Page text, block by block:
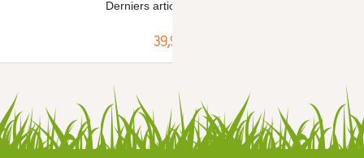
Derniers articles !
Prix
39,99 €